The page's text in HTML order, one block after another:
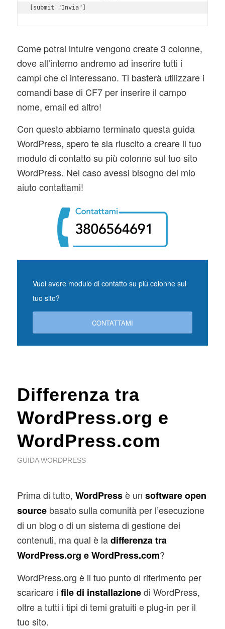
Come potrai intuire vengono create 3 colonne,
dove all’interno andremo ad inserire tutti i
campi che ci interessano. Ti basterà utilizzare i
comandi base di CF7 per inserire il campo
nome, email ed altro!
Con questo abbiamo terminato questa guida
WordPress, spero te sia riuscito a creare il tuo
modulo di contatto su più colonne sul tuo sito
WordPress. Nel caso avessi bisogno del mio
aiuto contattami!
Vuoi avere modulo di contatto su più colonne sul
tuo sito?
CONTATTAMI
Differenza tra
WordPress.org e
WordPress.com
GUIDA WORDPRESS
Prima di tutto, WordPressè un software open
sourcebasato sulla comunità per l’esecuzione
di un blog o di un sistema di gestione dei
contenuti, ma qual è ladifferenza tra
WordPress.org e WordPress.com?
WordPress.org è il tuo punto di riferimento per
scaricare i file di installazionedi WordPress,
oltre a tutti i tipi di temi gratuiti e plug-in per il
tuo sito.